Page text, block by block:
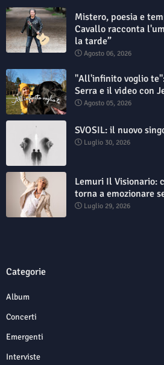
Mistero, poesia e
Cavallo racconta
la tarde”
Agosto 06, 2026
"All'infinito voglio
Serra e il video con
Agosto 05, 2026
SVOSIL: il nuovo
Luglio 30, 2026
Lemuri Il Visionario:
torna a emozionare
Luglio 29, 2026
Categorie
Album
Concerti
Emergenti
Interviste